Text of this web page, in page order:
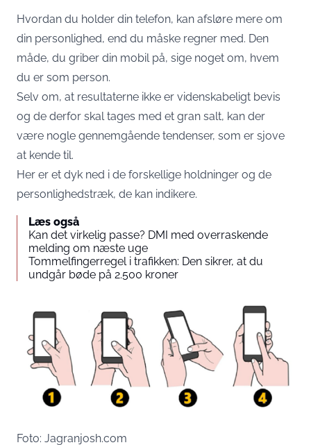
Hvordan du holder din telefon, kan afsløre mere om
din personlighed, end du måske regner med. Den
måde, du griber din mobil på, sige noget om, hvem
du er som person.
Selv om, at resultaterne ikke er videnskabeligt bevis
og de derfor skal tages med et gran salt, kan der
være nogle gennemgående tendenser, som er sjove
at kende til.
Her er et dyk ned i de forskellige holdninger og de
personlighedstræk, de kan indikere.
Læs også
Kan det virkelig passe? DMI med overraskende
melding om næste uge
Tommelfingerregel i trafikken: Den sikrer, at du
undgår bøde på 2.500 kroner
Foto: Jagranjosh.com